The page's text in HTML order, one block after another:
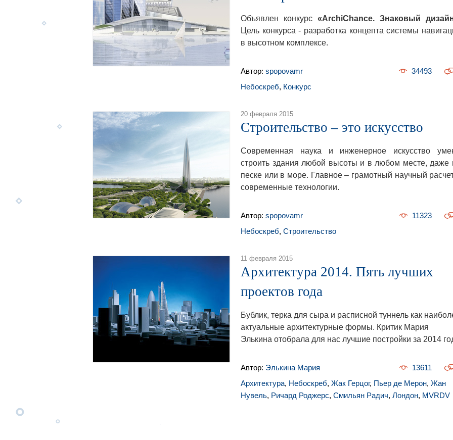
Объявлен конкурс «ArchiChance. Знаковый
Цель конкурса - разработка концепта системы
в высотном комплексе.
Автор: spopovamr
34493
Небоскреб, Конкурс
20 февраля 2015
Строительство – это искусство
Современная наука и инженерное искусство
строить здания любой высоты и в любом месте, даже
песке или в море. Главное – грамотный научный
современные технологии.
Автор: spopovamr
11323
Небоскреб, Строительство
11 февраля 2015
Архитектура 2014. Пять лучших
проектов года
Бублик, терка для сыра и расписной туннель как
актуальные архитектурные формы. Критик Мария
Элькина отобрала для нас лучшие постройки за 2014
Автор: Элькина Мария
13611
Архитектура, Небоскреб, Жак Герцог, Пьер де Мерон, Жан
Нувель, Ричард Роджерс, Смильян Радич, Лондон, MVRDV